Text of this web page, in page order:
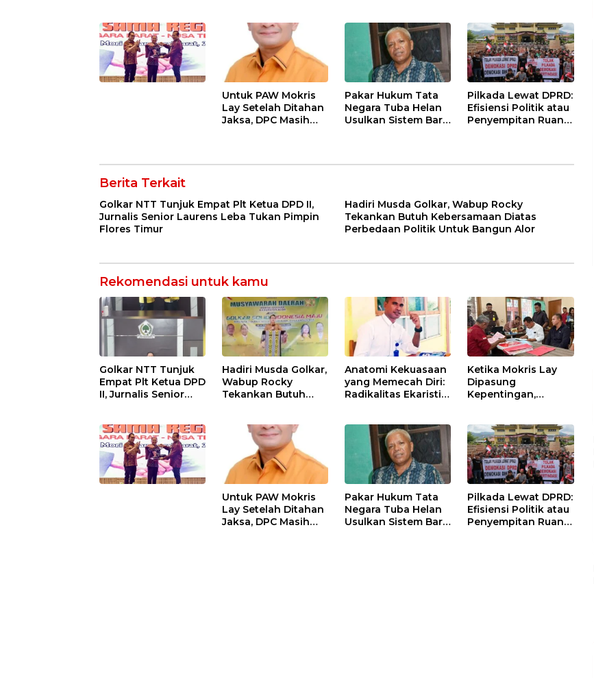
Untuk Bangun Alor
Kepemimpinan
Partai
Untuk PAW Mokris
Lay Setelah Ditahan
Jaksa, DPC Masih
Pakar Hukum Tata
Negara Tuba Helan
Usulkan Sistem Baru
Pilkada Lewat DPRD:
Efisiensi Politik atau
Penyempitan Ruang
Berita Terkait
Golkar NTT Tunjuk Empat Plt Ketua DPD II,
Jurnalis Senior Laurens Leba Tukan Pimpin
Flores Timur
Hadiri Musda Golkar, Wabup Rocky
Tekankan Butuh Kebersamaan Diatas
Perbedaan Politik Untuk Bangun Alor
Rekomendasi untuk kamu
Golkar NTT Tunjuk
Empat Plt Ketua DPD
II, Jurnalis Senior
Hadiri Musda Golkar,
Wabup Rocky
Tekankan Butuh
Untuk Bangun Alor
Anatomi Kekuasaan
yang Memecah Diri:
Radikalitas Ekaristi
Kepemimpinan
Ketika Mokris Lay
Dipasung
Kepentingan,
Partai
Untuk PAW Mokris
Lay Setelah Ditahan
Jaksa, DPC Masih
Pakar Hukum Tata
Negara Tuba Helan
Usulkan Sistem Baru
Pilkada Lewat DPRD:
Efisiensi Politik atau
Penyempitan Ruang